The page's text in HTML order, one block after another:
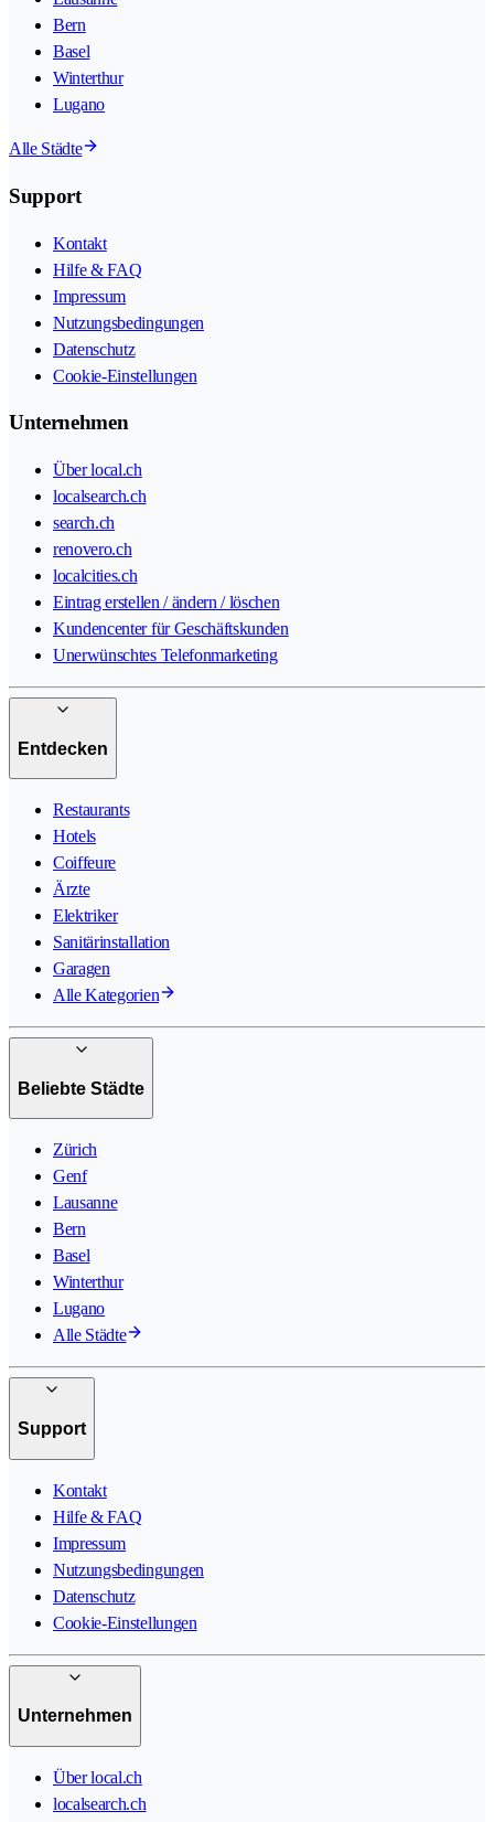
Bern
Basel
Winterthur
Lugano
Alle Städte
Support
Kontakt
Hilfe & FAQ
Impressum
Nutzungsbedingungen
Datenschutz
Cookie-Einstellungen
Unternehmen
Über local.ch
localsearch.ch
search.ch
renovero.ch
localcities.ch
Eintrag erstellen / ändern / löschen
Kundencenter für Geschäftskunden
Unerwünschtes Telefonmarketing
Entdecken
Restaurants
Hotels
Coiffeure
Ärzte
Elektriker
Sanitärinstallation
Garagen
Alle Kategorien
Beliebte Städte
Zürich
Genf
Lausanne
Bern
Basel
Winterthur
Lugano
Alle Städte
Support
Kontakt
Hilfe & FAQ
Impressum
Nutzungsbedingungen
Datenschutz
Cookie-Einstellungen
Unternehmen
Über local.ch
localsearch.ch